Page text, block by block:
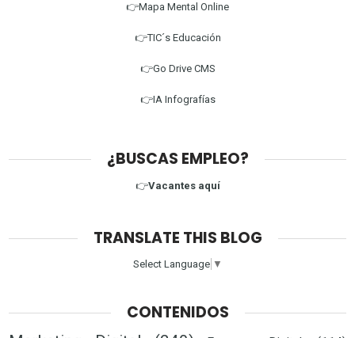
👉Mapa Mental Online
👉TIC´s Educación
👉Go Drive CMS
👉IA Infografías
¿BUSCAS EMPLEO?
👉Vacantes aquí
TRANSLATE THIS BLOG
Select Language ▼
CONTENIDOS